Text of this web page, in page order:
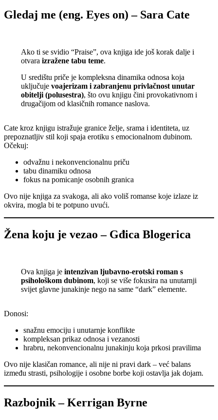
Gledaj me (eng. Eyes on) – Sara Cate
Ako ti se svidio “Praise”, ova knjiga ide još korak dalje i
otvara izražene tabu teme.
U središtu priče je kompleksna dinamika odnosa koja
uključuje voajerizam i zabranjenu privlačnost unutar
obitelji (polusestra), što ovu knjigu čini provokativnom i
drugačijom od klasičnih romance naslova.
Cate kroz knjigu istražuje granice želje, srama i identiteta, uz
prepoznatljiv stil koji spaja erotiku s emocionalnom dubinom.
Očekuj:
odvažnu i nekonvencionalnu priču
tabu dinamiku odnosa
fokus na pomicanje osobnih granica
Ovo nije knjiga za svakoga, ali ako voliš romanse koje izlaze iz
okvira, mogla bi te potpuno uvući.
Žena koju je vezao – Gđica Blogerica
Ova knjiga je intenzivan ljubavno-erotski roman s
psihološkom dubinom, koji se više fokusira na unutarnji
svijet glavne junakinje nego na same “dark” elemente.
Donosi:
snažnu emociju i unutarnje konflikte
kompleksan prikaz odnosa i vezanosti
hrabru, nekonvencionalnu junakinju koja prkosi pravilima
Ovo nije klasičan romance, ali nije ni pravi dark – već balans
između strasti, psihologije i osobne borbe koji ostavlja jak dojam.
Razbojnik – Kerrigan Byrne